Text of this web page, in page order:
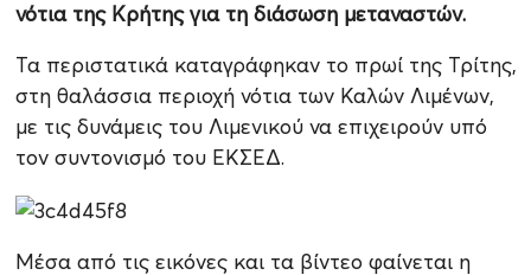
νότια της Κρήτης για τη διάσωση μεταναστών.
Τα περιστατικά καταγράφηκαν το πρωί της Τρίτης,
στη θαλάσσια περιοχή νότια των Καλών Λιμένων,
με τις δυνάμεις του Λιμενικού να επιχειρούν υπό
τον συντονισμό του ΕΚΣΕΔ.
Μέσα από τις εικόνες και τα βίντεο φαίνεται η